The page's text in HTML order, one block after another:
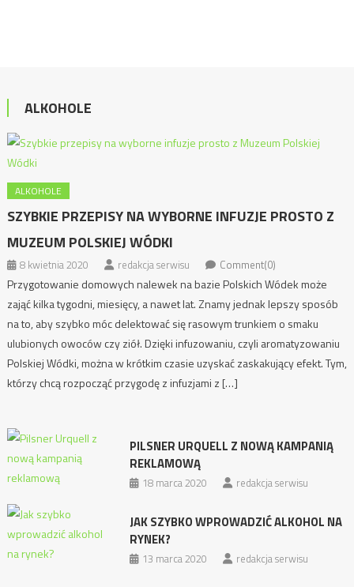
ALKOHOLE
ALKOHOLE
SZYBKIE PRZEPISY NA WYBORNE INFUZJE PROSTO Z
MUZEUM POLSKIEJ WÓDKI
8 kwietnia 2020 redakcja serwisu Comment(0)
Przygotowanie domowych nalewek na bazie Polskich Wódek może
zająć kilka tygodni, miesięcy, a nawet lat. Znamy jednak lepszy sposób
na to, aby szybko móc delektować się rasowym trunkiem o smaku
ulubionych owoców czy ziół. Dzięki infuzowaniu, czyli aromatyzowaniu
Polskiej Wódki, można w krótkim czasie uzyskać zaskakujący efekt. Tym,
którzy chcą rozpocząć przygodę z infuzjami z […]
PILSNER URQUELL Z NOWĄ KAMPANIĄ
REKLAMOWĄ
18 marca 2020 redakcja serwisu
JAK SZYBKO WPROWADZIĆ ALKOHOL NA
RYNEK?
13 marca 2020 redakcja serwisu